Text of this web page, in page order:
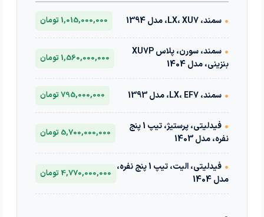
• سمند، LX، XU7، مدل 1394 1,015,000,000 تومان
•
سمند، سورن، پلاس XU7P
بنزینی، مدل 1404
1,560,000,000 تومان
• سمند، LX، EF7، مدل 1393 795,000,000 تومان
•
فیدلیتی، پرستیژ، تیپ 1 پنج
نفره، مدل 1403
5,700,000,000 تومان
•
فیدلیتی، الیت، تیپ 1 پنج نفره،
مدل 1404
4,770,000,000 تومان